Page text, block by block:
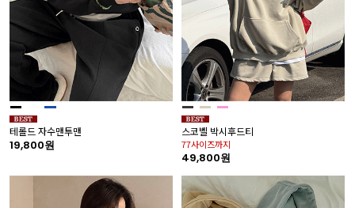
테롤드 자수맨투맨
19,800원
스코벨 박시후드티
77사이즈까지
49,800원